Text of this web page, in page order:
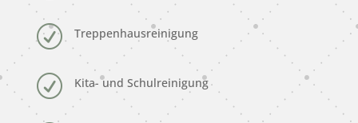
R Treppenhausreinigung
R Kita- und Schulreinigung